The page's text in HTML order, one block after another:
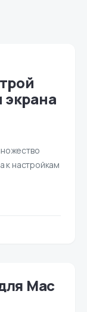
экрана
к настройкам
Mac